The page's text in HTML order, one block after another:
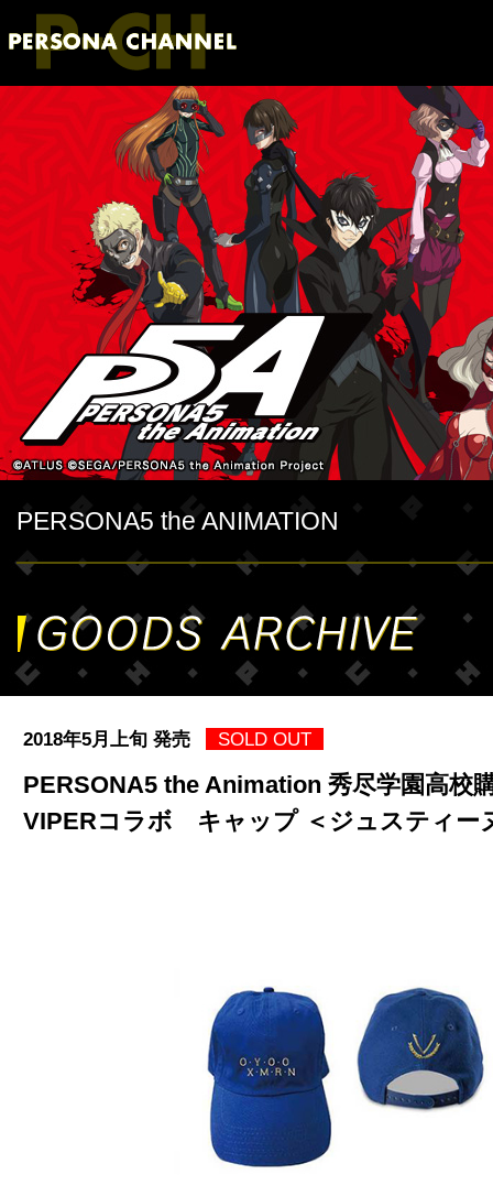
PERSONA5 the ANIMATION
2018年5月上旬 発売 SOLD OUT
PERSONA5 the Animation 秀尽学園高校
VIPERコラボ キャップ ＜ジュスティー